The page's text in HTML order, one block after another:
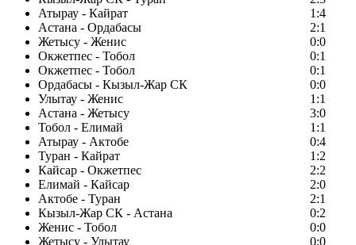
Атырау - Кайрат
1:4
Астана - Ордабасы
2:1
Жетысу - Женис
0:0
Окжетпес - Тобол
0:1
Окжетпес - Тобол
0:1
Ордабасы - Кызыл-Жар СК
0:0
Улытау - Женис
1:1
Астана - Жетысу
3:0
Тобол - Елимай
1:1
Атырау - Актобе
0:4
Туран - Кайрат
1:2
Кайсар - Окжетпес
2:2
Елимай - Кайсар
2:0
Актобе - Туран
2:1
Кызыл-Жар СК - Астана
0:2
Женис - Тобол
0:0
Жетысу - Улытау
0:0